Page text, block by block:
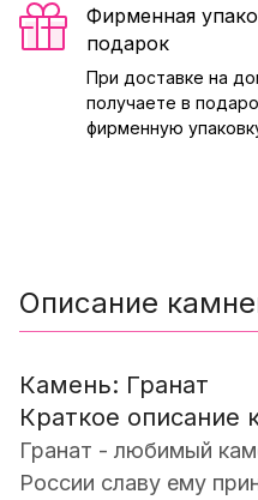
Фирменная
подарок
При доставке на
получаете в
фирменную
Описание
Камень: Гранат
Краткое описание
Гранат - любимый
России славу ему